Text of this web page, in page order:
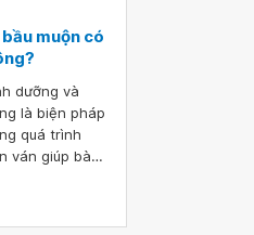
muộn có
dưỡng và
là biện pháp
quá trình
ván giúp bà
khỏe cho cả